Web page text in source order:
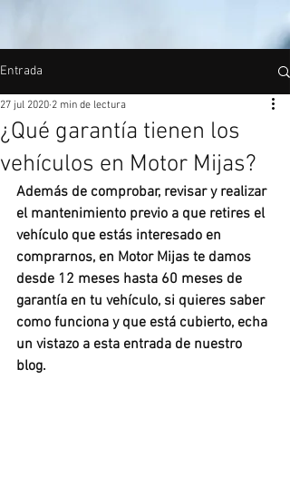
Entrada
¿Qué garantía tienen los
vehículos en Motor Mijas?
27 jul 2020 2 min de lectura
Además de comprobar, revisar y realizar
el mantenimiento previo a que retires el
vehículo que estás interesado en
comprarnos, en Motor Mijas te damos
desde 12 meses hasta 60 meses de
garantía en tu vehículo, si quieres saber
como funciona y que está cubierto, echa
un vistazo a esta entrada de nuestro
blog.